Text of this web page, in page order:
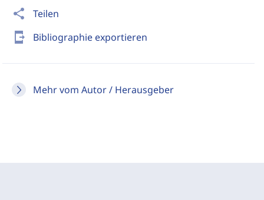
share Teilen
send_to_mobile Bibliographie exportieren
Mehr vom Autor / Herausgeber